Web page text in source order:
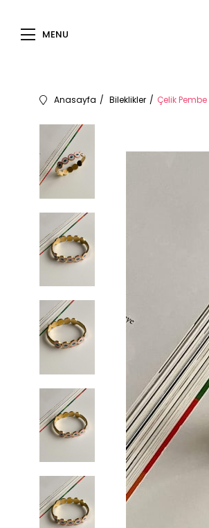
MENU
Anasayfa Bileklikler Çelik